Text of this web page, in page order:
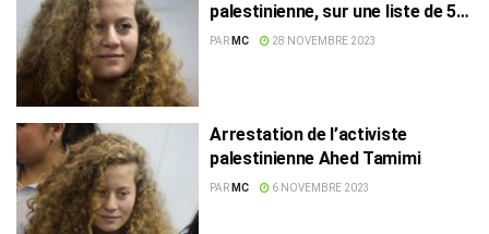
palestinienne, sur une liste de 50
prisonnières libérables
PAR MC 28 NOVEMBRE 2023
Arrestation de l’activiste
palestinienne Ahed Tamimi
PAR MC 6 NOVEMBRE 2023